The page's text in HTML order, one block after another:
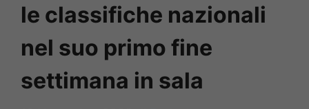
le classifiche nazionali
nel suo primo fine
settimana in sala